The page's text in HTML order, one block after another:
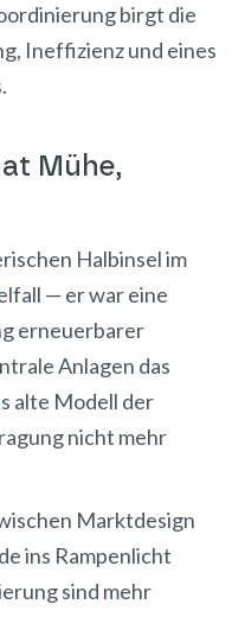
birgt die
Ineffizienz und eines
Mühe,
Halbinsel im
— er war eine
erneuerbarer
Anlagen das
alte Modell der
nicht mehr
Marktdesign
ins Rampenlicht
sind mehr